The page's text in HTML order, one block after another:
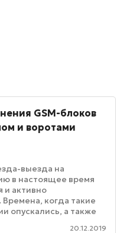
GSM-блоков
и воротами
выезда на
в настоящее время
и активно
когда такие
опускались, а также
в далеком ...
20.12.2019